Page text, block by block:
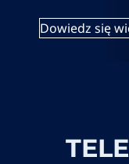
Dowiedz się